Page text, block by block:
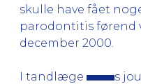
skulle have fået
parodontitis førend
december 2000.
I tandlæge
s